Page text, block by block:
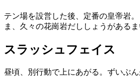
テン場を設営した後、定番の皇帝岩
ま、久々の花崗岩だししょうがあるま
スラッシュフェイス
昼頃、別行動で上にあがる。ずいぶ